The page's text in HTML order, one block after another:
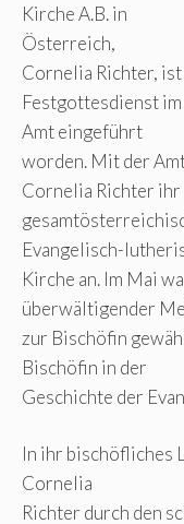
Kirche A.B. in
Österreich,
Cornelia Richter, ist
Festgottesdienst
Amt eingeführt
worden. Mit der
Cornelia Richter ihr
Evangelisch-
Kirche an. Im Mai
überwältigender
zur Bischöfin
Bischöfin in der
Geschichte der
In ihr bischöfliches
Cornelia
Richter durch den